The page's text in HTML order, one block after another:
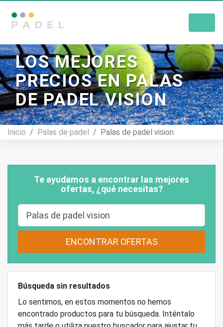
LOS MEJORES
PRECIOS EN PALAS
DE PADEL VISION
Inicio Palas de pádel Palas de padel vision
Te ayudamos a encontrar las mejores
ofertas, ¿qué necesitas?
ENCONTRAR OFERTAS
Búsqueda sin resultados
Lo sentimos, en estos momentos no hemos
encontrado productos para tu búsqueda. Inténtalo